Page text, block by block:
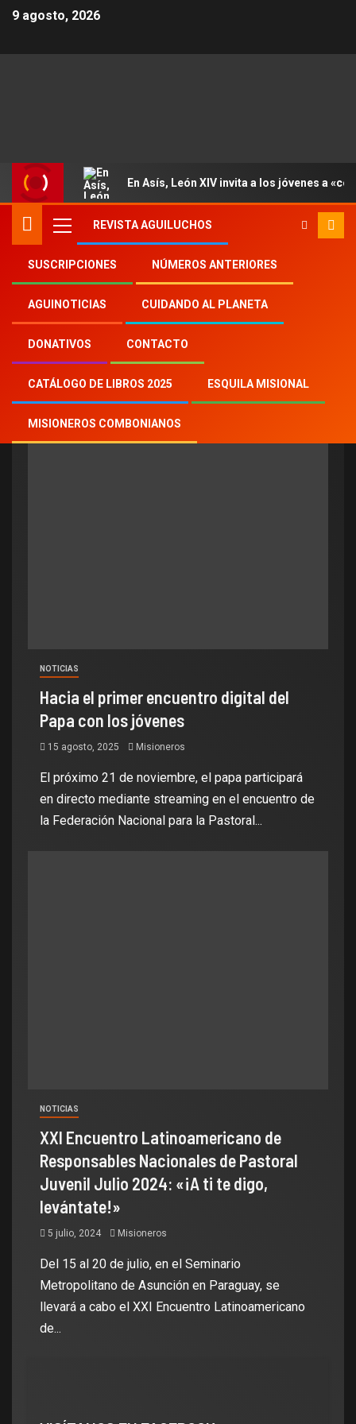
9 agosto, 2026
En Asís, León XIV invita a los jóvenes a
REVISTA AGUILUCHOS
SUSCRIPCIONES NÚMEROS ANTERIORES
AGUINOTICIAS CUIDANDO AL PLANETA
DONATIVOS CONTACTO
CATÁLOGO DE LIBROS 2025 ESQUILA MISIONAL
MISIONEROS COMBONIANOS
Inicio Aguinoticias Pastoral juvenil
Pastoral juvenil
NOTICIAS
Hacia el primer encuentro digital del
Papa con los jóvenes
15 agosto, 2025 Misioneros
El próximo 21 de noviembre, el papa participará
en directo mediante streaming en el encuentro de
la Federación Nacional para la Pastoral...
NOTICIAS
XXI Encuentro Latinoamericano de
Responsables Nacionales de Pastoral
Juvenil Julio 2024: «¡A ti te digo,
levántate!»
5 julio, 2024 Misioneros
Del 15 al 20 de julio, en el Seminario
Metropolitano de Asunción en Paraguay, se
llevará a cabo el XXI Encuentro Latinoamericano
de...